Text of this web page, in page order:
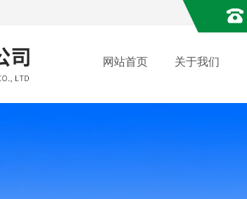
网站首页 关于我们